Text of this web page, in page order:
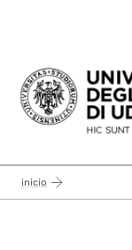
Passa al
inicio